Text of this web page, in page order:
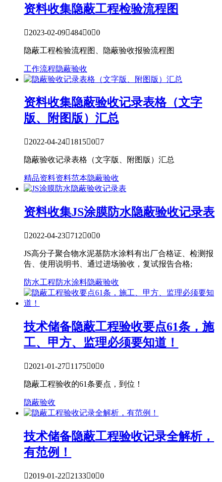
资料收集隐蔽工程检验流程图
2023-02-0948400
隐蔽工程检验流程图、隐蔽验收报验流程图
工作流程隐蔽验收
资料收集隐蔽验收记录表格（文字
版、附图版）汇总
2022-04-24181507
隐蔽验收记录表格（文字版、附图版）汇总
精品资料资料范本隐蔽验收
资料收集JS涂膜防水隐蔽验收记录表
2022-04-2371200
JS高分子聚合物水泥基防水涂料有出厂合格证、检测报
告、使用说明书、通过进场验收，复试报告合格;
防水工程防水涂料隐蔽验收
技术储备隐蔽工程验收要点61条，施
工、甲方、监理必须要知道！
2021-01-27117500
隐蔽工程验收的61条要点，到位！
隐蔽验收
技术储备隐蔽工程验收记录全解析，
有范例！
2019-01-22213300